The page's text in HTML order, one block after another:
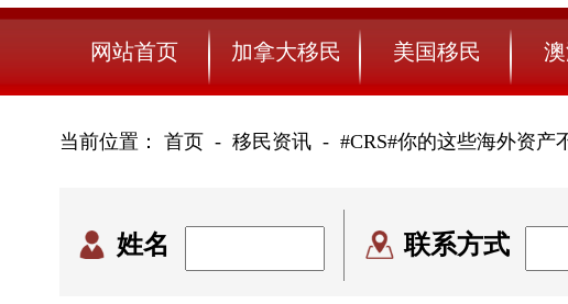
免费评估
网站首页 加拿大移民 美国移民
当前位置： 首页 移民资讯 - #CRS#你的这些海外资产
姓名 联系方式